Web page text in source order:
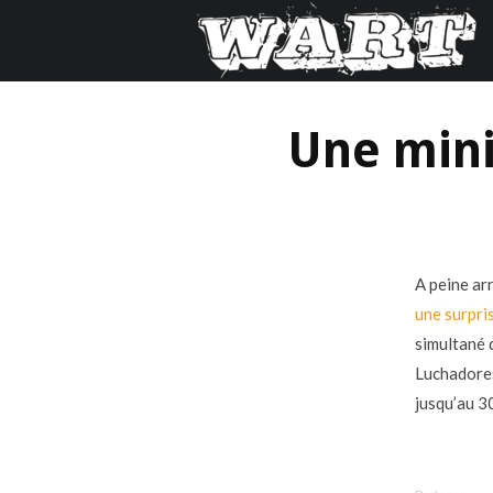
Une
A peine
une
simultané
jusqu’au